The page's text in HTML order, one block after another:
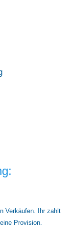
Verkäufen. Ihr zahlt
Provision.